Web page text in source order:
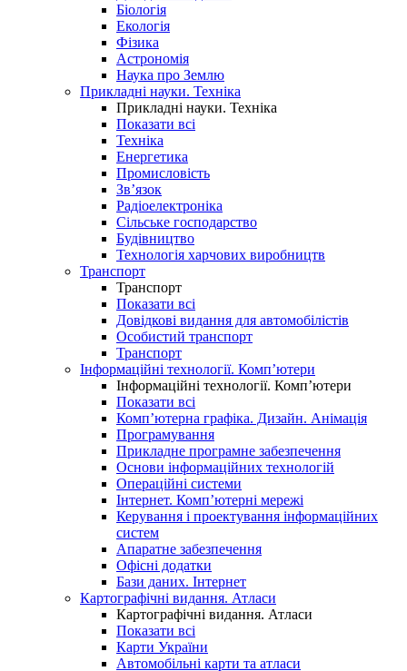
Біологія
Екологія
Фізика
Астрономія
Наука про Землю
Прикладні науки. Техніка
Прикладні науки. Техніка
Показати всі
Техніка
Енергетика
Промисловість
Зв’язок
Радіоелектроніка
Сільське господарство
Будівництво
Технологія харчових виробництв
Транспорт
Транспорт
Показати всі
Довідкові видання для автомобілістів
Особистий транспорт
Транспорт
Інформаційні технології. Комп’ютери
Інформаційні технології. Комп’ютери
Показати всі
Комп’ютерна графіка. Дизайн. Анімація
Програмування
Прикладне програмне забезпечення
Основи інформаційних технологій
Операційні системи
Інтернет. Комп’ютерні мережі
Керування і проектування інформаційних
систем
Апаратне забезпечення
Офісні додатки
Бази даних. Інтернет
Картографічні видання. Атласи
Картографічні видання. Атласи
Показати всі
Карти України
Автомобільні карти та атласи